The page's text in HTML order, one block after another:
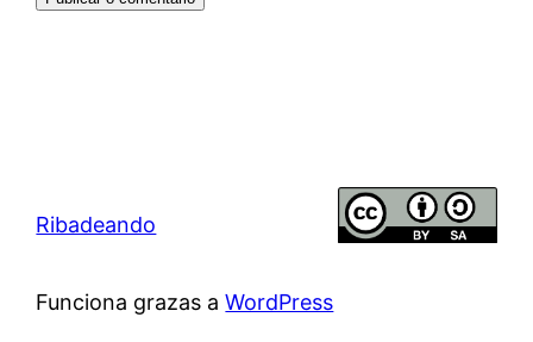
Ribadeando
Funciona grazas aWordPress